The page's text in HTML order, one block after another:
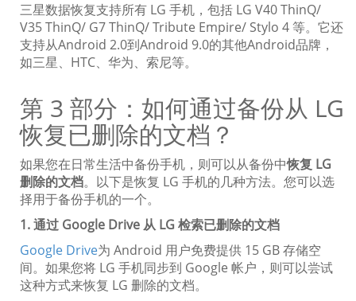
三星数据恢复支持所有 LG 手机，包括 LG V40 ThinQ/
V35 ThinQ/ G7 ThinQ/ Tribute Empire/ Stylo 4 等。它还
支持从Android 2.0到Android 9.0的其他Android品牌，
如三星、HTC、华为、索尼等。
第 3 部分：如何通过备份从 LG
恢复已删除的文档？
如果您在日常生活中备份手机，则可以从备份中恢复 LG
删除的文档。以下是恢复 LG 手机的几种方法。您可以选
择用于备份手机的一个。
1. 通过 Google Drive 从 LG 检索已删除的文档
Google Drive为 Android 用户免费提供 15 GB 存储空
间。如果您将 LG 手机同步到 Google 帐户，则可以尝试
这种方式来恢复 LG 删除的文档。